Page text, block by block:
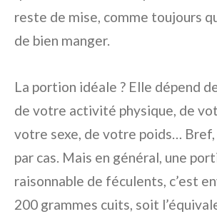
reste de mise, comme toujours
de bien manger.
La portion idéale ? Elle dépend
de votre activité physique, de
votre sexe, de votre poids… Bref,
par cas. Mais en général, une
raisonnable de féculents, c’est
200 grammes cuits, soit